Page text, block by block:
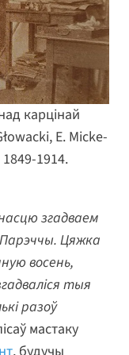
карцінай
E. Micke-
1914.
згадваем
Цяжка
восень,
тыя
разоў
мастаку